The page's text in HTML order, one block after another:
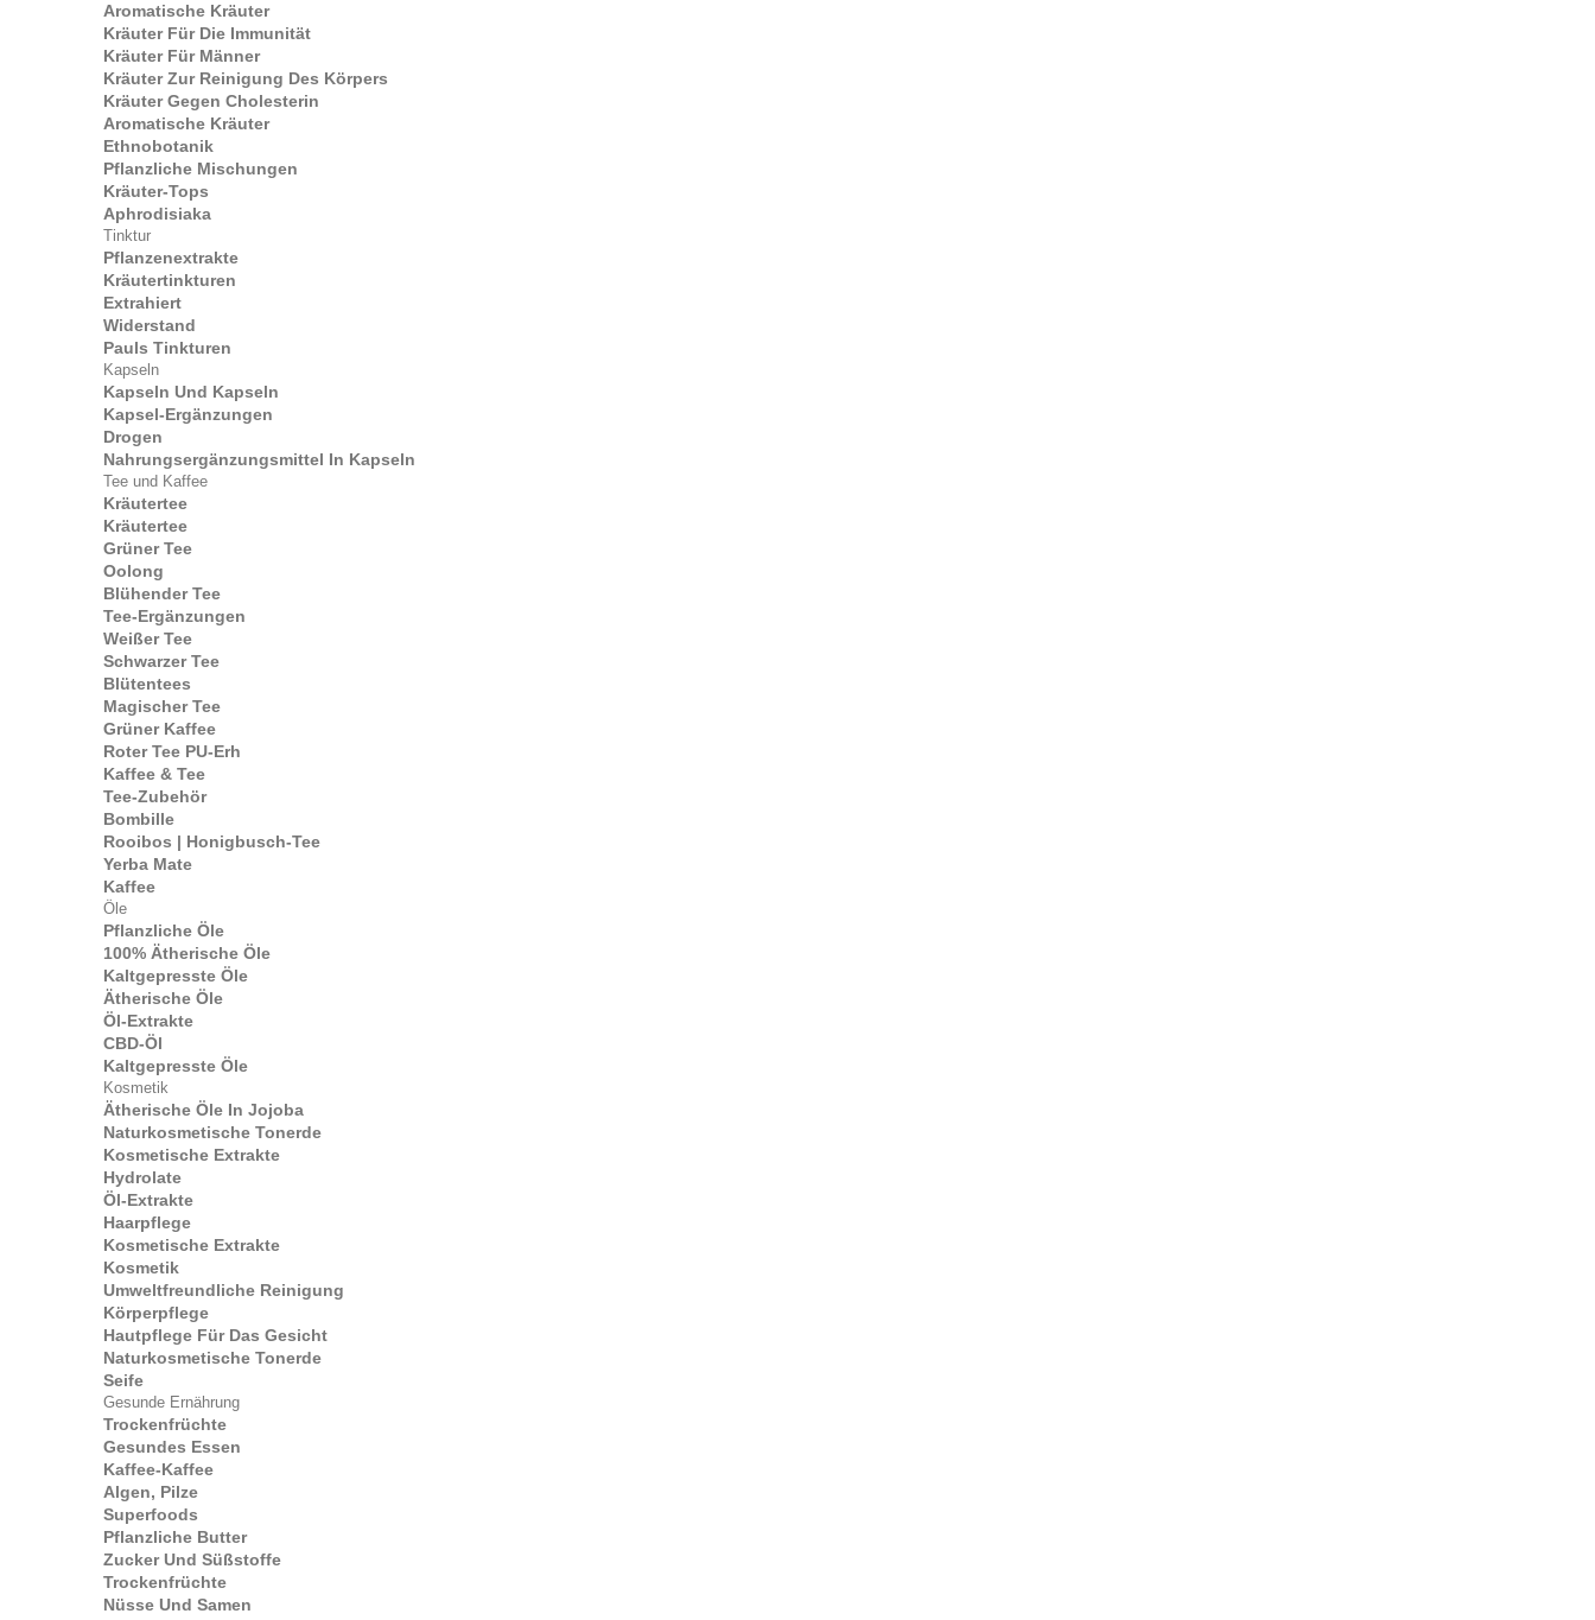
Aromatische Kräuter
Kräuter Für Die Immunität
Kräuter Für Männer
Kräuter Zur Reinigung Des Körpers
Kräuter Gegen Cholesterin
Aromatische Kräuter
Ethnobotanik
Pflanzliche Mischungen
Kräuter-Tops
Aphrodisiaka
Tinktur
Pflanzenextrakte
Kräutertinkturen
Extrahiert
Widerstand
Pauls Tinkturen
Kapseln
Kapseln Und Kapseln
Kapsel-Ergänzungen
Drogen
Nahrungsergänzungsmittel In Kapseln
Tee und Kaffee
Kräutertee
Kräutertee
Grüner Tee
Oolong
Blühender Tee
Tee-Ergänzungen
Weißer Tee
Schwarzer Tee
Blütentees
Magischer Tee
Grüner Kaffee
Roter Tee PU-Erh
Kaffee & Tee
Tee-Zubehör
Bombille
Rooibos | Honigbusch-Tee
Yerba Mate
Kaffee
Öle
Pflanzliche Öle
100% Ätherische Öle
Kaltgepresste Öle
Ätherische Öle
Öl-Extrakte
CBD-Öl
Kaltgepresste Öle
Kosmetik
Ätherische Öle In Jojoba
Naturkosmetische Tonerde
Kosmetische Extrakte
Hydrolate
Öl-Extrakte
Haarpflege
Kosmetische Extrakte
Kosmetik
Umweltfreundliche Reinigung
Körperpflege
Hautpflege Für Das Gesicht
Naturkosmetische Tonerde
Seife
Gesunde Ernährung
Trockenfrüchte
Gesundes Essen
Kaffee-Kaffee
Algen, Pilze
Superfoods
Pflanzliche Butter
Zucker Und Süßstoffe
Trockenfrüchte
Nüsse Und Samen